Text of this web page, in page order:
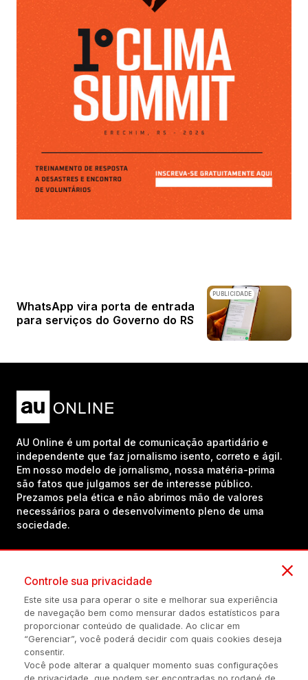
PUBLICIDADE
WhatsApp vira porta de entrada
para serviços do Governo do RS
AU Online é um portal de comunicação apartidário e
independente que faz jornalismo isento, correto e ágil.
Em nosso modelo de jornalismo, nossa matéria-prima
são fatos que julgamos ser de interesse público.
Prezamos pela ética e não abrimos mão de valores
necessários para o desenvolvimento pleno de uma
sociedade.
(54) 98434-8385
Política de privacidade Configuração de Cookies Quem Somos
Controle sua privacidade
Este site usa para operar o site e melhorar sua experiência
de navegação bem como mensurar dados estatísticos para
proporcionar conteúdo de qualidade. Ao clicar em
“Gerenciar”, você poderá decidir com quais cookies deseja
consentir.
Você pode alterar a qualquer momento suas configurações